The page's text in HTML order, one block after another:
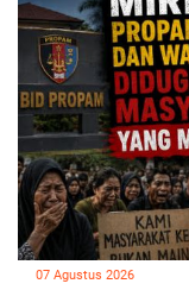
07 Agustus 2026